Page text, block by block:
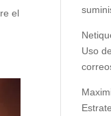
el
Uso